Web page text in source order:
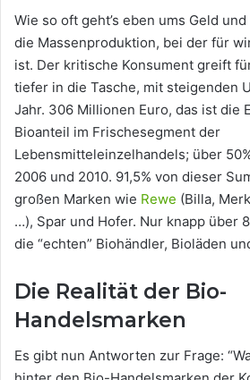
Wie so oft geht’s eben ums Geld
die Massenproduktion, bei der für
ist. Der kritische Konsument greift
tiefer in die Tasche, mit steigenden
Jahr. 306 Millionen Euro, das ist die
Bioanteil im Frischesegment der
Lebensmitteleinzelhandels; über
2006 und 2010. 91,5% von dieser
großen Marken wie Rewe (Billa,
…), Spar und Hofer. Nur knapp über
die “echten” Biohändler, Bioläden
Die Realität der Bio-
Handelsmarken
Es gibt nun Antworten zur Frage: